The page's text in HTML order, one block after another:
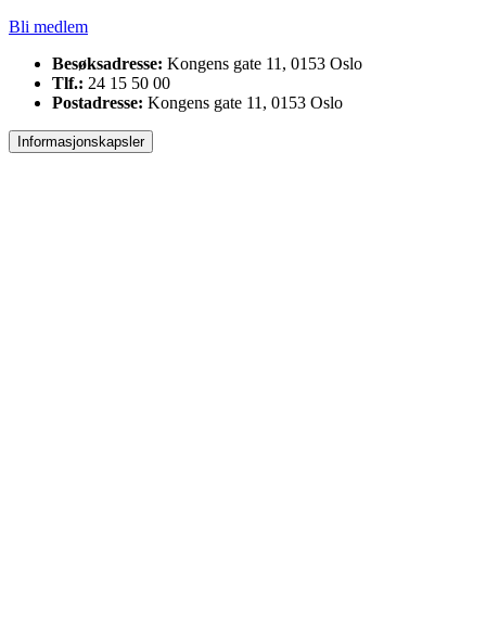
Bli medlem
Besøksadresse: Kongens gate 11, 0153 Oslo
Tlf.: 24 15 50 00
Postadresse: Kongens gate 11, 0153 Oslo
Informasjonskapsler